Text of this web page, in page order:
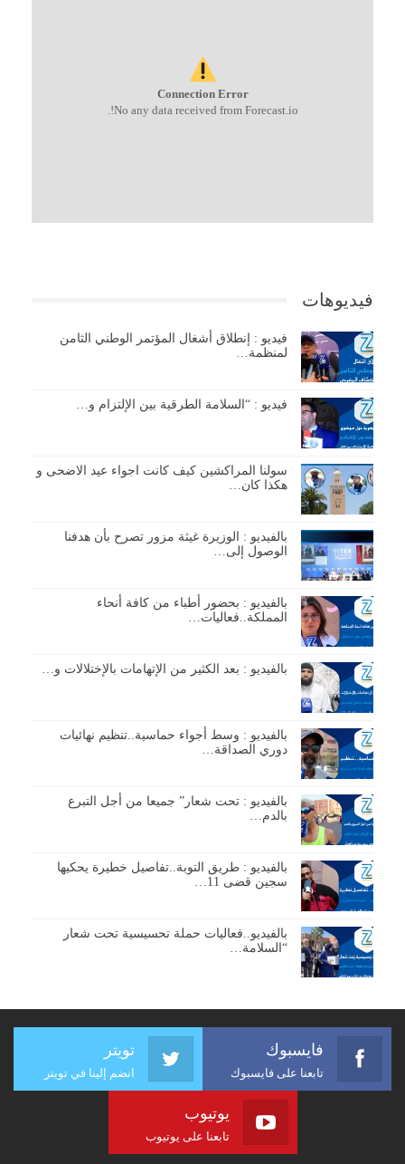
Connection Error
No any data received from Forecast.io!.
فيديوهات
فيديو : إنطلاق أشغال المؤتمر الوطني الثامن
لمنظمة…
فيديو : “السلامة الطرقية بين الإلتزام و…
سولنا المراكشين كيف كانت اجواء عيد الاضحى و
هكذا كان…
بالفيديو : الوزيرة غيثة مزور تصرح بأن هدفنا
الوصول إلى…
بالفيديو : بحضور أطباء من كافة أنحاء
المملكة..فعاليات…
بالفيديو : بعد الكثير من الإتهامات بالإختلالات و…
بالفيديو : وسط أجواء حماسية..تنظيم نهائيات
دوري الصداقة…
بالفيديو : تحت شعار” جميعا من أجل التبرع
بالدم…
بالفيديو : طريق التوبة..تفاصيل خطيرة يحكيها
سجين قضى 11…
بالفيديو..فعاليات حملة تحسيسية تحت شعار
“السلامة…
فايسبوك
تابعنا على فايسبوك
تويتر
انضم إلينا في تويتر
يوتيوب
تابعنا على يوتيوب